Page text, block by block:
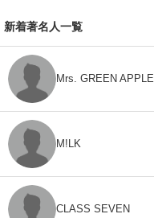
新着著名人一覧
Mrs. GREEN APPLE
M!LK
CLASS SEVEN